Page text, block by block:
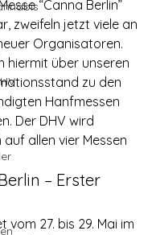
“Canna Berlin”
zweifeln jetzt viele an
Organisatoren.
hiermit über unseren
zu den
Hanfmessen
Der DHV wird
allen vier Messen
– Erster
vom 27. bis 29. Mai im